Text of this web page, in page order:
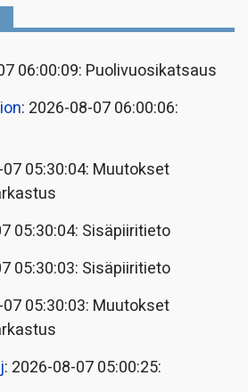
06:00:09: Puolivuosikatsaus
: 2026-08-07 06:00:06:
05:30:04: Muutokset
05:30:04: Sisäpiiritieto
05:30:03: Sisäpiiritieto
05:30:03: Muutokset
: 2026-08-07 05:00:25: